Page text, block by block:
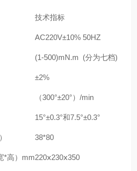
技术指标
AC220V±10% 50HZ
(1-500)mN.m (分为七档)
±2%
（300°±20°）/min
15°±0.3°和7.5°±0.3°
38*80
*高）mm220ⅹ230ⅹ350